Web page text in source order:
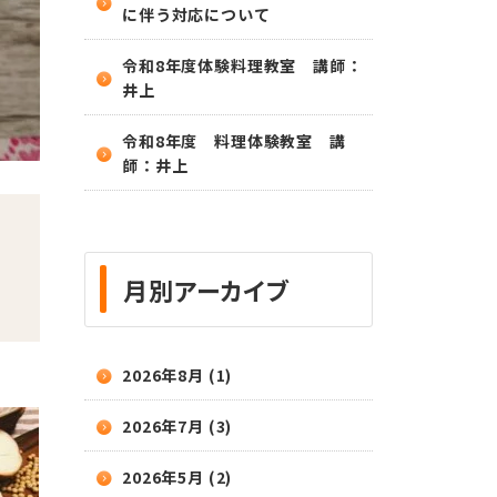
に伴う対応について
令和8年度体験料理教室 講師：
井上
令和8年度 料理体験教室 講
師：井上
月別アーカイブ
2026年8月 (1)
2026年7月 (3)
2026年5月 (2)